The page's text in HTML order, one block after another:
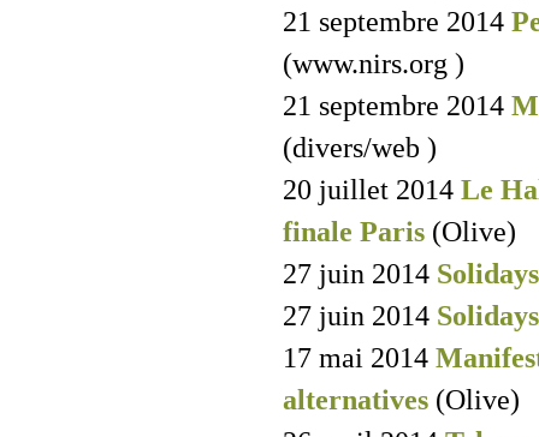
21 septembre 2014
(www.nirs.org )
21 septembre 2014
(divers/web )
20 juillet 2014 Le
finale Paris (Olive)
27 juin 2014
27 juin 2014
17 mai 2014
alternatives (Olive)